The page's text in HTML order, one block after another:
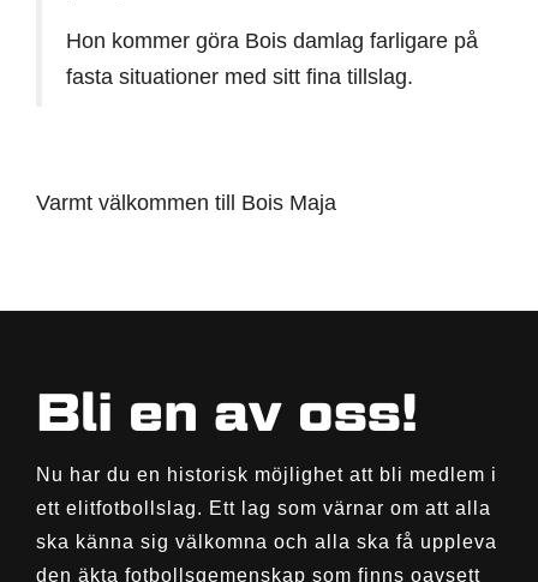
Hon kommer göra Bois damlag farligare på
fasta situationer med sitt fina tillslag.
Varmt välkommen till Bois Maja
Bli en av oss!
Nu har du en historisk möjlighet att bli medlem i
ett elitfotbollslag. Ett lag som värnar om att alla
ska känna sig välkomna och alla ska få uppleva
den äkta fotbollsgemenskap som finns oavsett